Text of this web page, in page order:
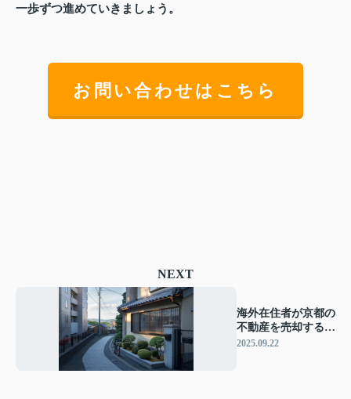
一歩ずつ進めていきましょう。
お問い合わせはこちら
NEXT
海外在住者が京都の
不動産を売却するに
は？手続きや税金の
2025.09.22